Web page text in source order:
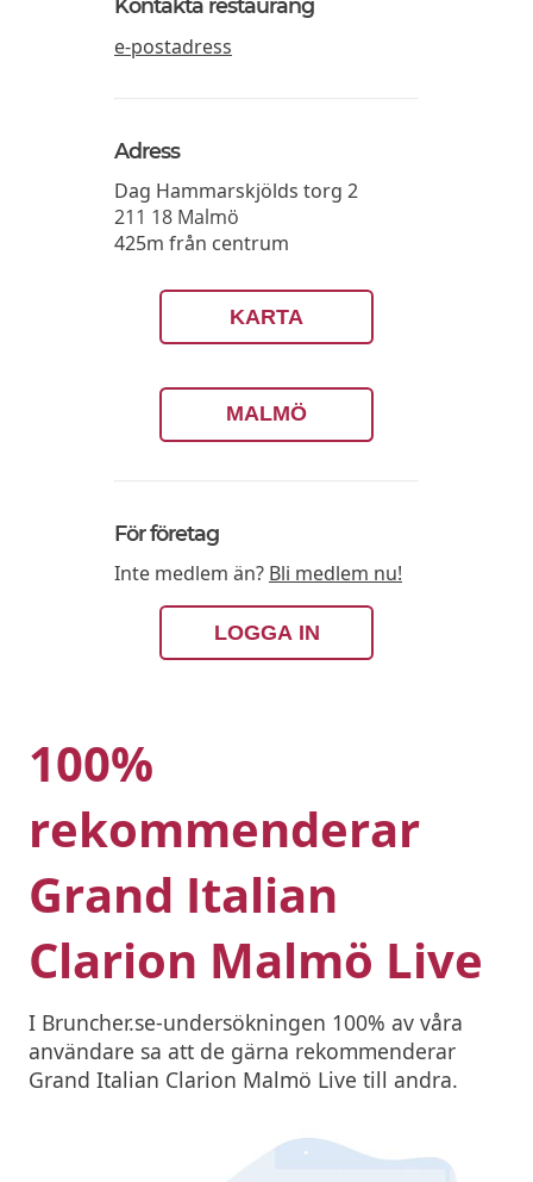
Kontakta restaurang
e-postadress
Adress
Dag Hammarskjölds torg 2
211 18 Malmö
425m från centrum
KARTA
MALMÖ
För företag
Inte medlem än? Bli medlem nu!
LOGGA IN
100%
rekommenderar
Grand Italian
Clarion Malmö Live
I Bruncher.se-undersökningen 100% av våra
användare sa att de gärna rekommenderar
Grand Italian Clarion Malmö Live till andra.